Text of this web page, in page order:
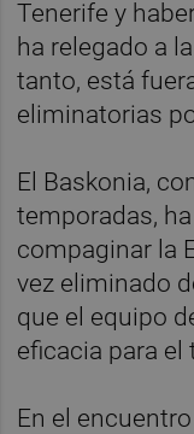
Tenerife y
ha relegado a
tanto, está
eliminatorias
El Baskonia,
temporadas,
compaginar la
vez eliminado
que el equipo
eficacia para
En el